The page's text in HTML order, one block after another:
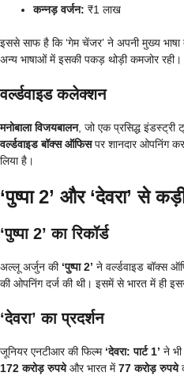
कन्नड़ वर्जन: ₹1 लाख
इससे साफ है कि ‘गेम चेंजर’ ने अपनी मुख्य
अन्य भाषाओं में इसकी पकड़ थोड़ी कमजोर रही।
वर्ल्डवाइड कलेक्शन
मनोबाला विजयबालन, जो एक प्रसिद्ध इंडस्ट्री
वर्ल्डवाइड बॉक्स ऑफिसपर शानदार ओपनिंग
लिया है।
‘पुष्पा 2’ और ‘देवरा’ से
‘पुष्पा 2’ का रिकॉर्ड
अल्लू अर्जुन की ‘पुष्पा 2’ ने वर्ल्डवाइड बॉक्स
की ओपनिंग दर्ज की थी। इसमें से भारत में ही
‘देवरा’ का प्रदर्शन
जूनियर एनटीआर की फिल्म ‘देवरा: पार्ट 1’ ने
172 करोड़ रुपयेऔर भारत में77 करोड़ रुपये